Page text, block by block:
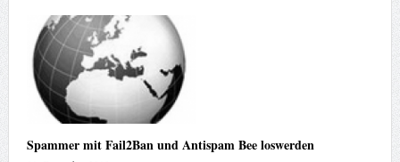
Spammer mit Fail2Ban und Antispam Bee loswerden